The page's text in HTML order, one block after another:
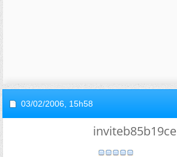
03/02/2006, 15h58
inviteb85b19ce